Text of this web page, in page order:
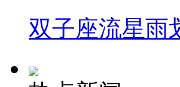
双子座流星雨